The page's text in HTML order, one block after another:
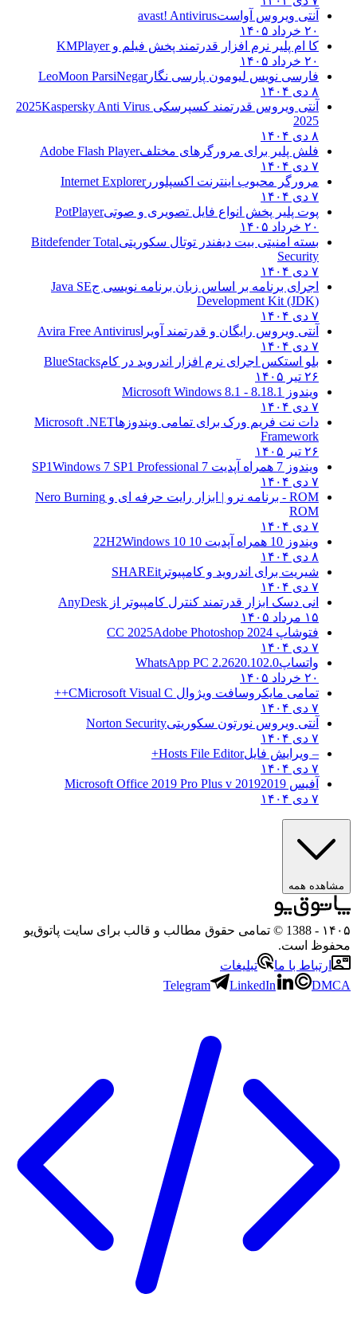
آنتی ویروس آواستavast! Antivirus
۲۰ خرداد ۱۴۰۵
کا ام پلیر نرم افزار قدرتمند پخش فیلم وKMPlayer
۲۰ خرداد ۱۴۰۵
فارسی نویس لیومون پارسی نگارLeoMoon ParsiNegar
۸ دی ۱۴۰۴
آنتی ویروس قدرتمند کسپرسکی 2025 Kaspersky Anti Virus
2025
۸ دی ۱۴۰۴
فلش پلیر برای مرورگرهای مختلفAdobe Flash Player
۷ دی ۱۴۰۴
مرورگر محبوب اینترنت اکسپلوررInternet Explorer
۷ دی ۱۴۰۴
پوت پلیر پخش انواع فایل تصویری و صوتیPotPlayer
۲۰ خرداد ۱۴۰۵
بسته امنیتی بیت دیفندر توتال سکوریتیBitdefender Total
Security
۷ دی ۱۴۰۴
اجرای برنامه بر اساس زبان برنامه نویسی جJava SE
Development Kit (JDK)
۷ دی ۱۴۰۴
آنتی ویروس رایگان و قدرتمند آویرا Avira Free Antivirus
۷ دی ۱۴۰۴
بلو استکس اجرای نرم افزار اندروید در کامBlueStacks
۲۶ تیر ۱۴۰۵
ویندوز 8.1
8.1 - Microsoft Windows 8.1
۷ دی ۱۴۰۴
دات نت فریم ورک برای تمامی ویندوزهاMicrosoft .NET
Framework
۲۶ تیر ۱۴۰۵
ویندوز 7 همراه آپدیت 7 SP1
Windows 7 SP1 Professional
۷ دی ۱۴۰۴
ROM - برنامه نرو | ابزار رایت حرفه ای و
Nero Burning
ROM
۷ دی ۱۴۰۴
ویندوز 10 همراه آپدیت 10 22H2
Windows 10
۸ دی ۱۴۰۴
شیریت برای اندروید و کامپیوتر SHAREit
۷ دی ۱۴۰۴
انی دسک ابزار قدرتمند کنترل کامپیوتر از AnyDesk
۱۵ مرداد ۱۴۰۵
فتوشاپ CC 2025 Adobe Photoshop 2024
۷ دی ۱۴۰۴
واتساپWhatsApp PC 2.2620.102.0
۲۰ خرداد ۱۴۰۵
تمامی مایکروسافت ویژوال C Microsoft Visual C++
۷ دی ۱۴۰۴
آنتی ویروس نورتون سکوریتیNorton Security
۷ دی ۱۴۰۴
– ویرایش فایلHosts File Editor+
۷ دی ۱۴۰۴
آفیس 2019 2019 Microsoft Office 2019 Pro Plus v
۷ دی ۱۴۰۴
مشاهده همه
۱۴۰۵
- 1388 © تمامی حقوق مطالب و قالب برای سایت پاتوق‌یو
محفوظ است.
ارتباط با ما
تبلیغات
Telegram
LinkedIn DMCA